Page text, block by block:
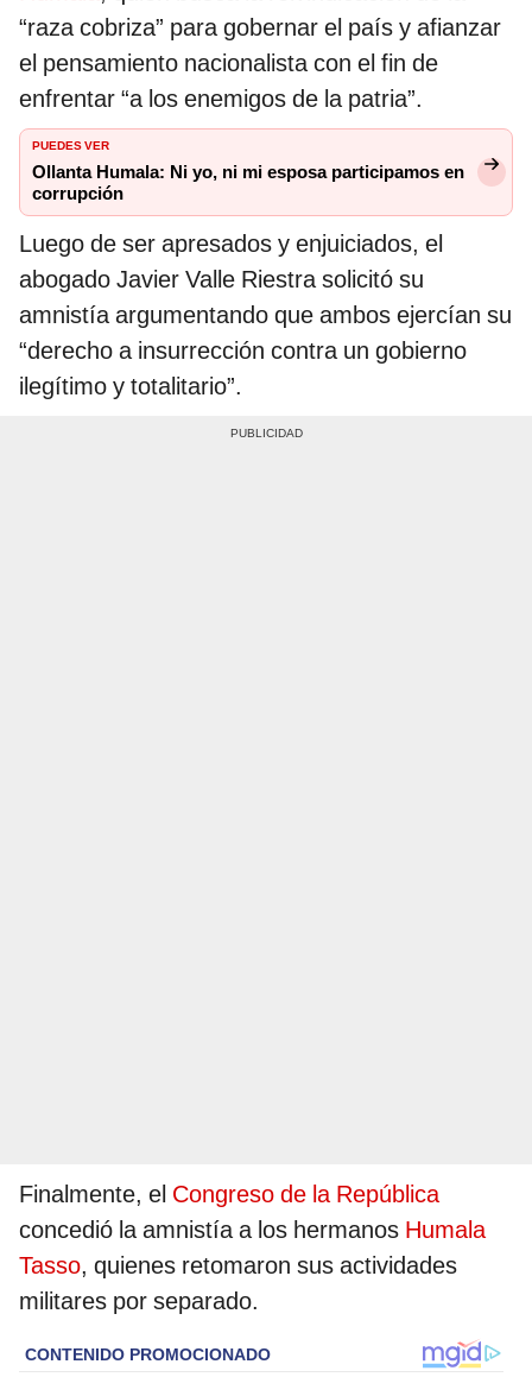
“raza cobriza” para gobernar el país y afianzar
el pensamiento nacionalista con el fin de
enfrentar “a los enemigos de la patria”.
PUEDES VER
Ollanta Humala: Ni yo, ni mi esposa participamos en
corrupción
Luego de ser apresados y enjuiciados, el
abogado Javier Valle Riestra solicitó su
amnistía argumentando que ambos ejercían su
“derecho a insurrección contra un gobierno
ilegítimo y totalitario”.
Finalmente, el Congreso de la República
concedió la amnistía a los hermanos Humala
Tasso, quienes retomaron sus actividades
militares por separado.